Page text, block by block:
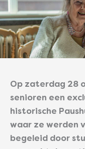
Op zaterdag 28
senioren een
historische
waar ze werden
begeleid door